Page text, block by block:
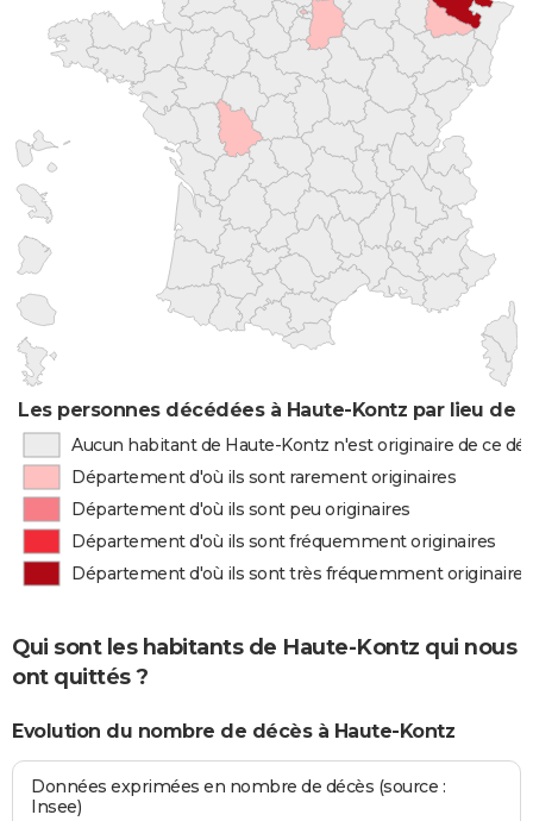
Les personnes décédées à Haute-Kontz par lieu de
Aucun habitant de Haute-Kontz n'est originaire de ce
Département d'où ils sont rarement originaires
Département d'où ils sont peu originaires
Département d'où ils sont fréquemment originaires
Département d'où ils sont très fréquemment originaires
Qui sont les habitants de Haute-Kontz qui nous
ont quittés ?
Evolution du nombre de décès à Haute-Kontz
Données exprimées en nombre de décès (source :
Insee)